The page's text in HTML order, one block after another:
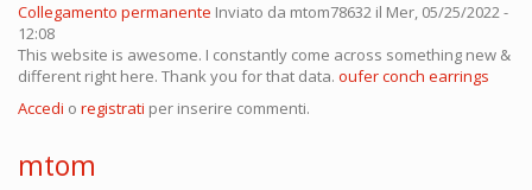
Collegamento permanente Inviato da mtom78632 il Mer, 05/25/2022 -
12:08
This website is awesome. I constantly come across something new &
different right here. Thank you for that data. oufer conch earrings
Accedi o registrati per inserire commenti.
mtom